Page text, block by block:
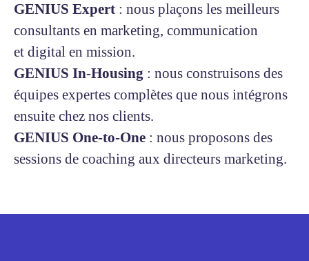
GENIUS Expert : nous plaçons les meilleurs
consultants en marketing, communication
et digital en mission.
GENIUS In-Housing : nous construisons des
équipes expertes complètes que nous intégrons
ensuite chez nos clients.
GENIUS One-to-One : nous proposons des
sessions de coaching aux directeurs marketing.